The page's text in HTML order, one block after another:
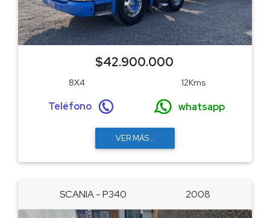
$42.900.000
8X4 12Kms
Teléfono whatsapp
VER MÁS...
SCANIA - P340 2008